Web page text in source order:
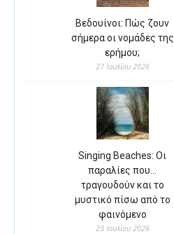
Βεδουίνοι: Πώς ζουν
σήμερα οι νομάδες της
ερήμου;
27 Ιουλίου 2026
Singing Beaches: Οι
παραλίες που…
τραγουδούν και το
μυστικό πίσω από το
φαινόμενο
23 Ιουλίου 2026